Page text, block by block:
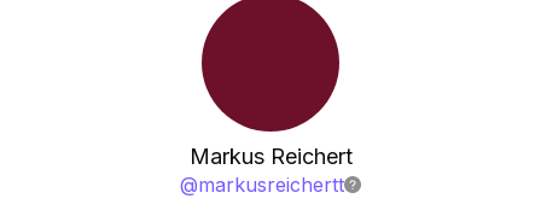
Markus Reichert
@markusreichertt